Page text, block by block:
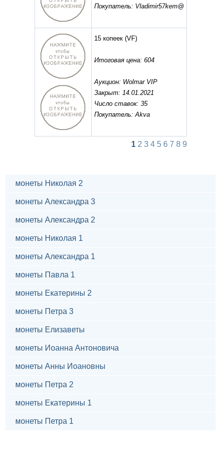
Покупатель: Vladimir57kem@
15 копеек(VF)
Итоговая цена: 604
Аукцион: Wolmar VIP
Закрыт: 14.01.2021
Число ставок: 35
Покупатель: Akva
1 2 3 4 5 6 7 8 9
монеты Николая 2
монеты Александра 3
монеты Александра 2
монеты Николая 1
монеты Александра 1
монеты Павла 1
монеты Екатерины 2
монеты Петра 3
монеты Елизаветы
монеты Иоанна Антоновича
монеты Анны Иоановны
монеты Петра 2
монеты Екатерины 1
монеты Петра 1